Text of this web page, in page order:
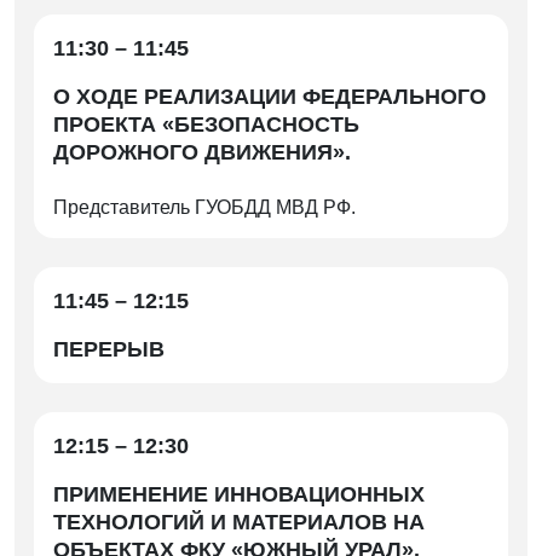
11:30 – 11:45
О ХОДЕ РЕАЛИЗАЦИИ ФЕДЕРАЛЬНОГО
ПРОЕКТА «БЕЗОПАСНОСТЬ
ДОРОЖНОГО ДВИЖЕНИЯ».
Представитель ГУОБДД МВД РФ.
11:45 – 12:15
ПЕРЕРЫВ
12:15 – 12:30
ПРИМЕНЕНИЕ ИННОВАЦИОННЫХ
ТЕХНОЛОГИЙ И МАТЕРИАЛОВ НА
ОБЪЕКТАХ ФКУ «ЮЖНЫЙ УРАЛ».